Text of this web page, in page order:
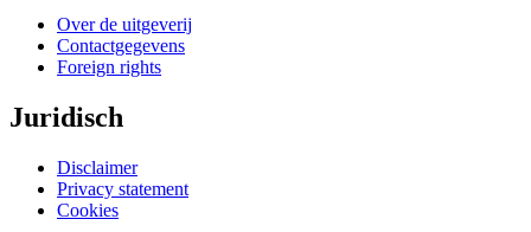
Over de uitgeverij
Contactgegevens
Foreign rights
Juridisch
Disclaimer
Privacy statement
Cookies